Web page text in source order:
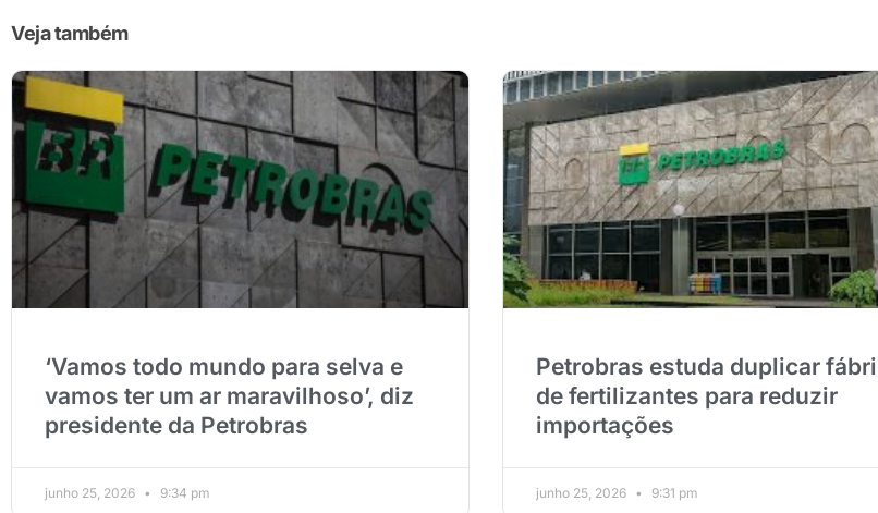
Veja também
‘Vamos todo mundo para selva e
vamos ter um ar maravilhoso’, diz
presidente da Petrobras
junho 25, 2026 9:34 pm
Petrobras estuda duplicar
de fertilizantes para reduzir
importações
junho 25, 2026 9:31 pm